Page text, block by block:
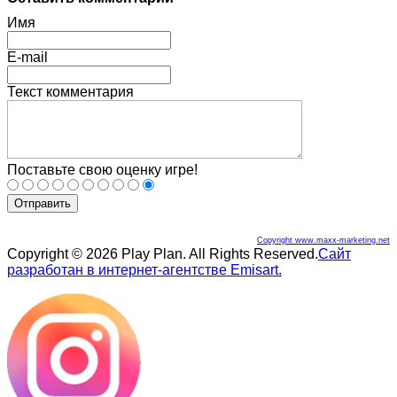
Имя
E-mail
Текст комментария
Поставьте свою оценку игре!
Отправить
Copyright www.maxx-marketing.net
Copyright © 2026 Play Plan. All Rights Reserved.Сайт
разработан в интернет-агентстве Emisart.